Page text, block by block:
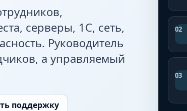
серверы, 1С, сеть,
Руководитель
а управляемый
поддержку
02
03